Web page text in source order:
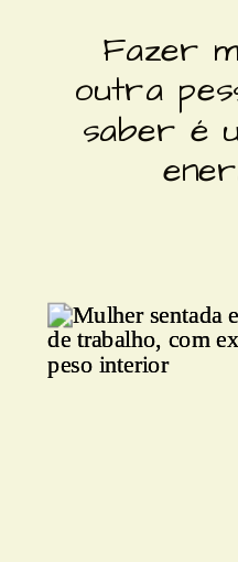
Fazer
outra
saber é